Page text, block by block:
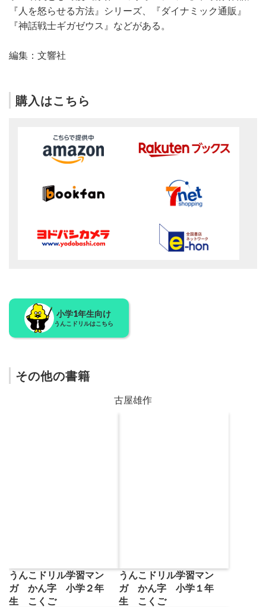
『人を怒らせる方法』シリーズ、『ダイナミック通販』
『神話戦士ギガゼウス』などがある。
編集：文響社
購入はこちら
小学1年生向け
うんこドリルはこちら
その他の書籍
古屋雄作
うんこドリル学習マン
ガ かん字 小学２年
生 こくご
うんこドリル学習マン
ガ かん字 小学１年
生 こくご